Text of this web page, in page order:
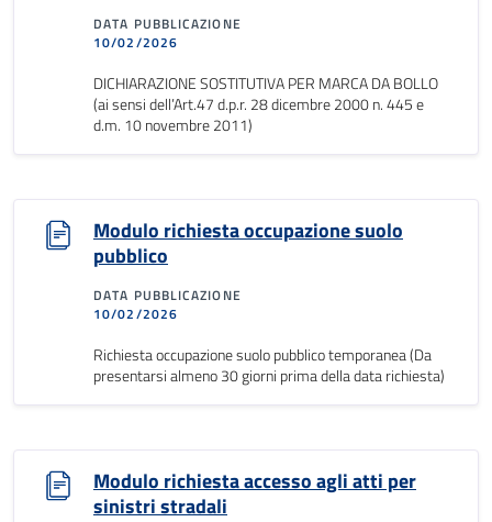
DATA PUBBLICAZIONE
10/02/2026
DICHIARAZIONE SOSTITUTIVA PER MARCA DA BOLLO
(ai sensi dell’Art.47 d.p.r. 28 dicembre 2000 n. 445 e
d.m. 10 novembre 2011)
Modulo richiesta occupazione suolo
pubblico
DATA PUBBLICAZIONE
10/02/2026
Richiesta occupazione suolo pubblico temporanea (Da
presentarsi almeno 30 giorni prima della data richiesta)
Modulo richiesta accesso agli atti per
sinistri stradali